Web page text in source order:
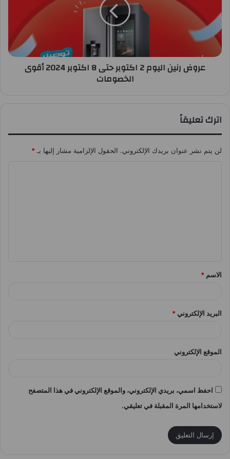
عروض رنين اليوم 2 اكتوبر حتى 8 اكتوبر 2024 أقوى
الخصومات
اترك تعليقاً
لن يتم نشر عنوان بريدك الإلكتروني. الحقول الإلزامية مشار إليها بـ *
*
الاسم *
البريد الإلكتروني *
الموقع الإلكتروني
احفظ اسمي، بريدي الإلكتروني، والموقع الإلكتروني في هذا المتصفح
لاستخدامها المرة المقبلة في تعليقي.